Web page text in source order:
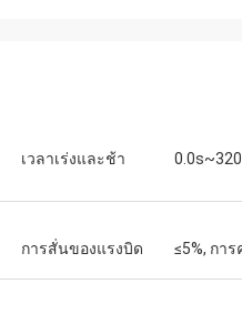
ำหรับการใช้งานเฉพาะทาง
เวลาเร่งและช้า
การสั่นของแรงบิด ≤5%, กา